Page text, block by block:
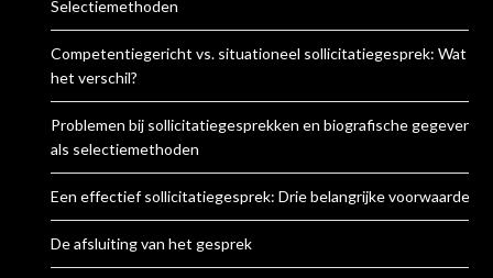
Selectiemethoden
Competentiegericht vs. situationeel sollicitatiegesprek: Wat is
het verschil?
Problemen bij sollicitatiegesprekken en biografische gegevens
als selectiemethoden
Een effectief sollicitatiegesprek: Drie belangrijke voorwaarden
De afsluiting van het gesprek